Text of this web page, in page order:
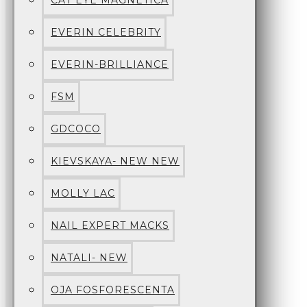
EVERIN CELEBRITY
EVERIN-BRILLIANCE
FSM
GDCOCO
KIEVSKAYA- NEW NEW
MOLLY LAC
NAIL EXPERT MACKS
NATALI- NEW
OJA FOSFORESCENTA